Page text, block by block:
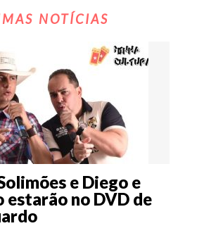
NOTÍCIAS
e Diego e
no DVD de